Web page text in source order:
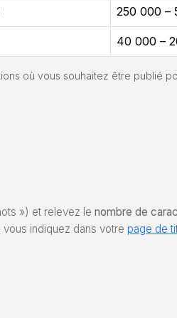
250 000 –
40 000 –
où vous souhaitez être publié
») et relevez le nombre de
indiquez dans votre page de